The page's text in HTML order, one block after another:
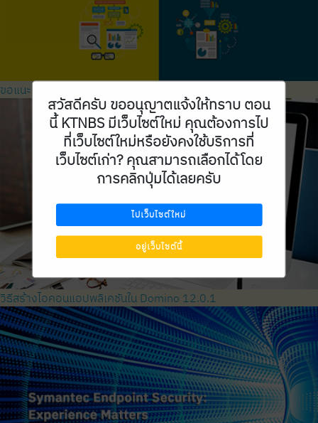
ขอแนะนำโปรแกรมเบต้า Domino v12.0.1 และ HTMO 3.0.3!
วิธีสร้างไอคอนแอปพลิเคชันใน Domino 12.0.1
สวัสดีครับ ขออนุญาตแจ้งให้ทราบ ตอน
นี้ KTNBS มีเว็บไซต์ใหม่ คุณต้องการไป
ที่เว็บไซต์ใหม่หรือยังคงใช้บริการที่
เว็บไซต์เก่า? คุณสามารถเลือกได้โดย
การคลิกปุ่มได้เลยครับ
ไปเว็บไซต์ใหม่
อยู่เว็บไซต์นี้